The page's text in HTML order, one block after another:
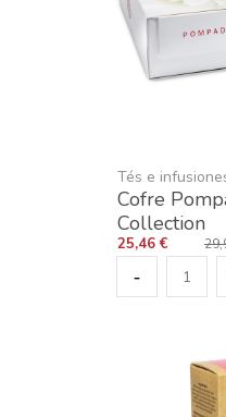
Tés e
Cofre
Collection
25,46 €